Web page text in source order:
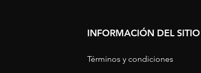
INFORMACIÓN DEL SITIO
Términos y condiciones